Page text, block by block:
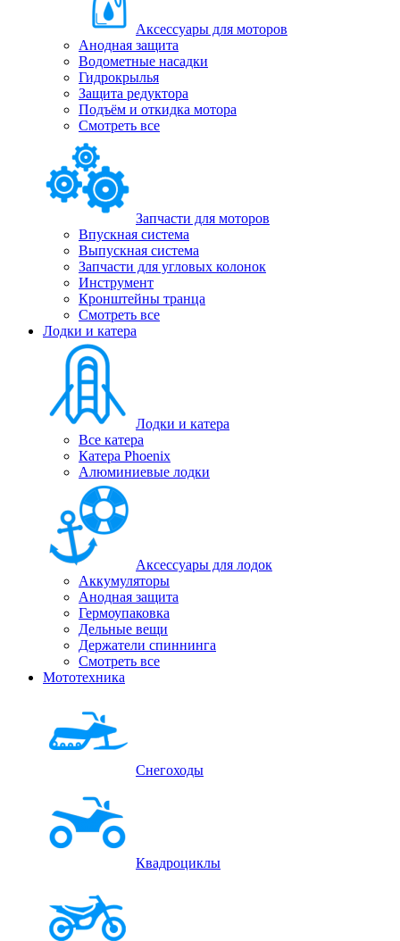
Аксессуары для моторов
Анодная защита
Водометные насадки
Гидрокрылья
Защита редуктора
Подъём и откидка мотора
Смотреть все
Запчасти для моторов
Впускная система
Выпускная система
Запчасти для угловых колонок
Инструмент
Кронштейны транца
Смотреть все
Лодки и катера
Лодки и катера
Все катера
Катера Phoenix
Алюминиевые лодки
Аксессуары для лодок
Аккумуляторы
Анодная защита
Гермоупаковка
Дельные вещи
Держатели спиннинга
Смотреть все
Мототехника
Снегоходы
Квадроциклы